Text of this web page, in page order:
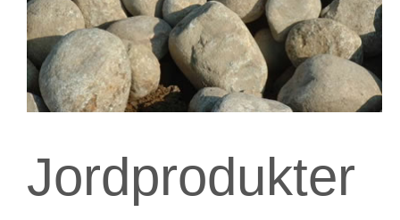
Jordprodukter